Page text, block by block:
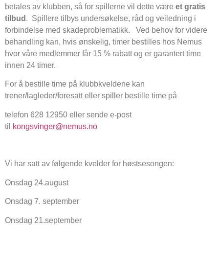
betales av klubben, så for spillerne vil dette være et gratis
tilbud . Spillere tilbys undersøkelse, råd og veiledning i
forbindelse med skadeproblematikk. Ved behov for videre
behandling kan, hvis ønskelig, timer bestilles hos Nemus
hvor våre medlemmer får 15 % rabatt og er garantert time
innen 24 timer.
For å bestille time på klubbkveldene kan
trener/lagleder/foresatt eller spiller bestille time på
telefon 628 12950 eller sende e-post
til
kongsvinger@nemus.no
Vi har satt av følgende kvelder for høstsesongen:
Onsdag 24.august
Onsdag 7. september
Onsdag 21.september